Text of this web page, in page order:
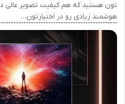
تون هستید که هم کیفیت تصویر عالی
هوشمند زیادی رو در اختیارتون…